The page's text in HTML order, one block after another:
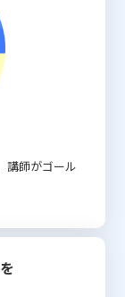
講師がゴール